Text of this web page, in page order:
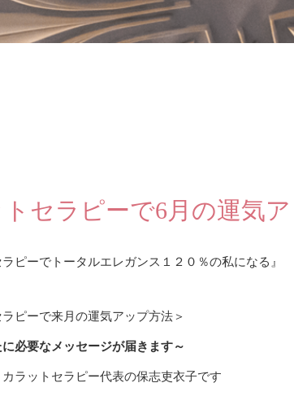
セラピーで6月の運気
ラピーでトータルエレガンス１２０％の私になる』
ラピーで来月の運気アップ方法＞
必要なメッセージが届きます～
ラットセラピー代表の保志吏衣子です